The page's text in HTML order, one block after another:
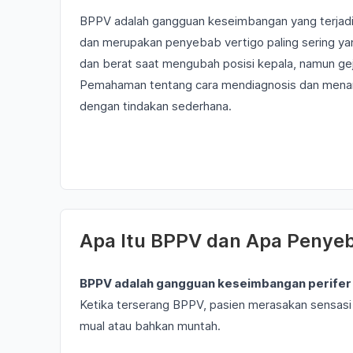
BPPV adalah gangguan keseimbangan yang
dan merupakan penyebab vertigo paling sering
dan berat saat mengubah posisi kepala, namun
Pemahaman tentang cara mendiagnosis dan
dengan tindakan sederhana.
Apa Itu BPPV dan Apa
BPPV adalah gangguan keseimbangan
Ketika terserang BPPV, pasien merasakan
mual atau bahkan muntah.